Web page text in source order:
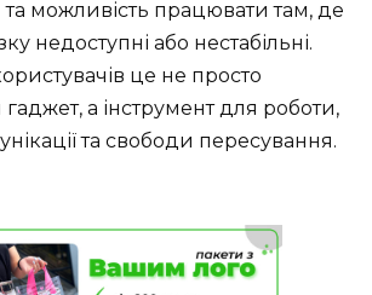
можливість працювати там, де
недоступні або нестабільні.
це не просто
гаджет, а інструмент для роботи,
та свободи пересування.